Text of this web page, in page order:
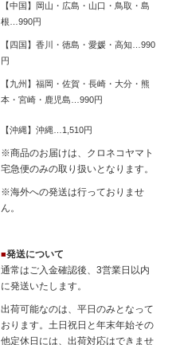
【中国】岡山・広島・山口・鳥取・島
根…990円
【四国】香川・徳島・愛媛・高知…990
円
【九州】福岡・佐賀・長崎・大分・熊
本・宮崎・鹿児島…990円
【沖縄】沖縄…1,510円
※商品のお届けは、クロネコヤマト
宅急便のみの取り扱いとなります。
※海外への発送は行っておりませ
ん。
■発送について
通常はご入金確認後、3営業日以内
に発送いたします。
出荷可能なのは、平日のみとなって
おります。土日祝日と年末年始その
他定休日には、出荷対応はできませ